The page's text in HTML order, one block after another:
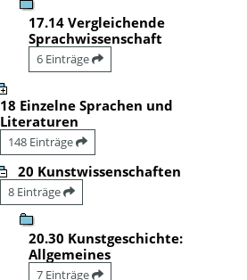
17.14 Vergleichende
Sprachwissenschaft
6 Einträge
18 Einzelne Sprachen und
Literaturen
148 Einträge
20 Kunstwissenschaften
8 Einträge
20.30 Kunstgeschichte:
Allgemeines
7 Einträge